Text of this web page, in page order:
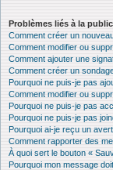
Problèmes liés à la
Comment créer un
Comment modifier ou
Comment ajouter une
Comment créer un
Pourquoi ne puis-je pas
Comment modifier ou
Pourquoi ne puis-je pas
Pourquoi ne puis-je pas
Pourquoi ai-je reçu un
Comment rapporter des
À quoi sert le bouton «
Pourquoi mon message